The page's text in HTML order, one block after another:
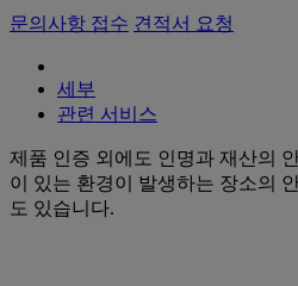
문의사항 접수 견적서 요청
세부
관련 서비스
제품 인증 외에도 인명과 재산의
이 있는 환경이 발생하는 장소의
도 있습니다.